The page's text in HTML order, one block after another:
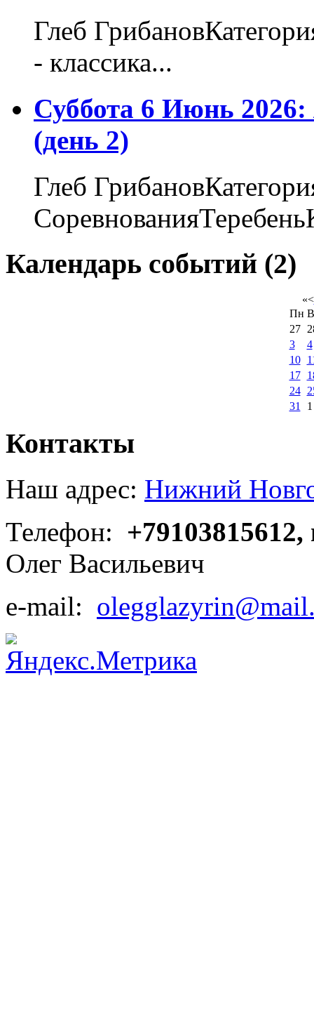
Глеб
- классика...
Суббота 6 Июнь
(день 2)
Глеб
Календарь событий (2)
«<
Пн
27
3
4
10
17
24
31
1
Контакты
Наш адрес: Нижний
Телефон:
Олег Васильевич
e-mail: